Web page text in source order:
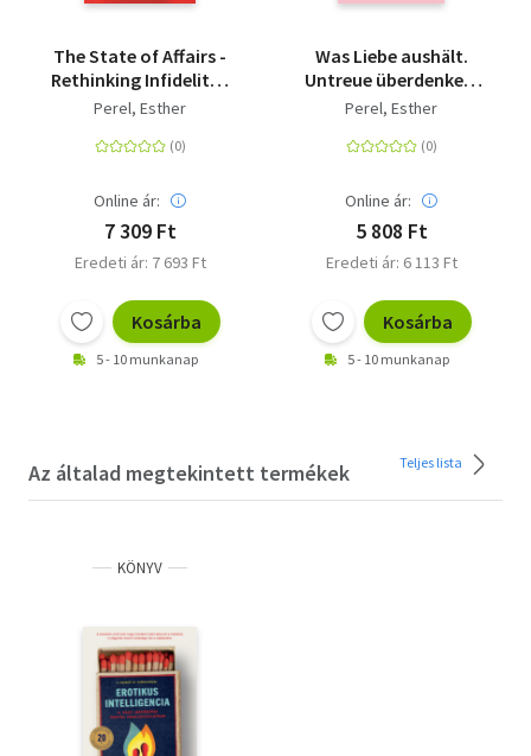
The State of Affairs -
Rethinking Infidelity -
a book for anyone
Perel, Esther
Online ár:
7 309 Ft
Eredeti ár: 7 693 Ft
Kosárba
5 - 10 munkanap
Was Liebe aushält.
Untreue überdenken.
Ein Buch für alle, die
Perel, Esther
Online ár:
5 808 Ft
Eredeti ár: 6 113 Ft
Kosárba
5 - 10 munkanap
Az általad megtekintett termékek Teljes lista
KÖNYV